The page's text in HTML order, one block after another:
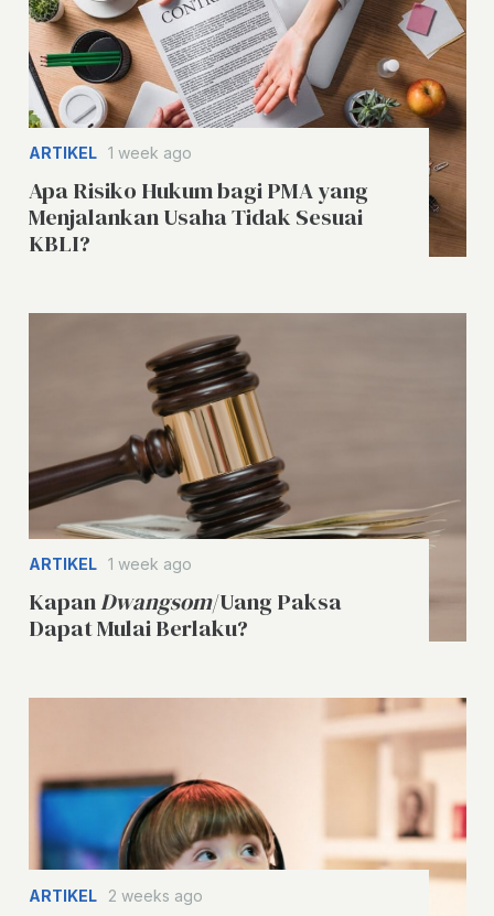
ARTIKEL 1 week ago
Apa Risiko Hukum bagi PMA yang
Menjalankan Usaha Tidak Sesuai
KBLI?
ARTIKEL 1 week ago
KapanDwangsom/Uang Paksa
Dapat Mulai Berlaku?
ARTIKEL 2 weeks ago